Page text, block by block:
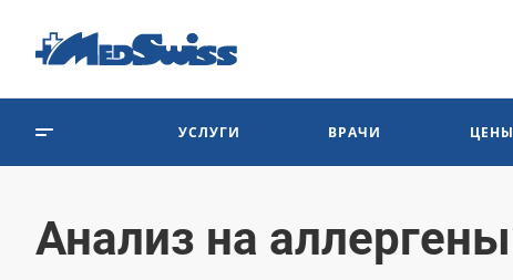
УСЛУГИ ВРАЧИ ЦЕНЫ
Анализ на аллергены